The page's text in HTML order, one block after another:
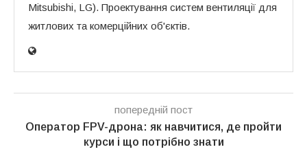
Mitsubishi, LG). Проектування систем вентиляції для
житлових та комерційних об'єктів.
попередній пост
Оператор FPV-дрона: як навчитися, де пройти
курси і що потрібно знати